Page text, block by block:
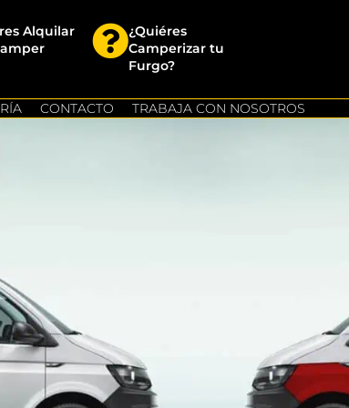
Alquilar
¿Quiéres
Camperizar tu
Furgo?
CONTACTO TRABAJA CON NOSOTROS